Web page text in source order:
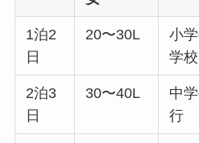
1泊2
日
20〜30L
小
学校
2泊3
日
30〜40L
中
行